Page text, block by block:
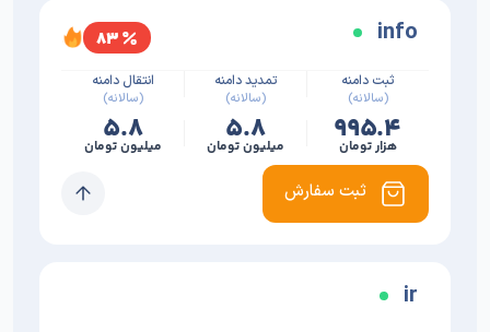
۸۳ info
ثبت دامنه
(سالانه)
تمدید دامنه
(سالانه)
انتقال دامنه
(سالانه)
۹۹۵.۴
هزار تومان ۵.۸
میلیون تومان ۵.۸
میلیون تومان
ثبت سفارش
ir